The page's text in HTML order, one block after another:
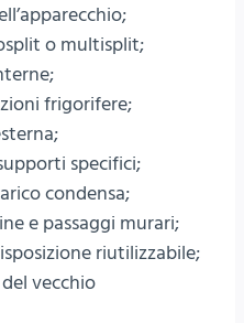
o multisplit;
frigorifere;
specifici;
condensa;
e passaggi murari;
riutilizzabile;
vecchio